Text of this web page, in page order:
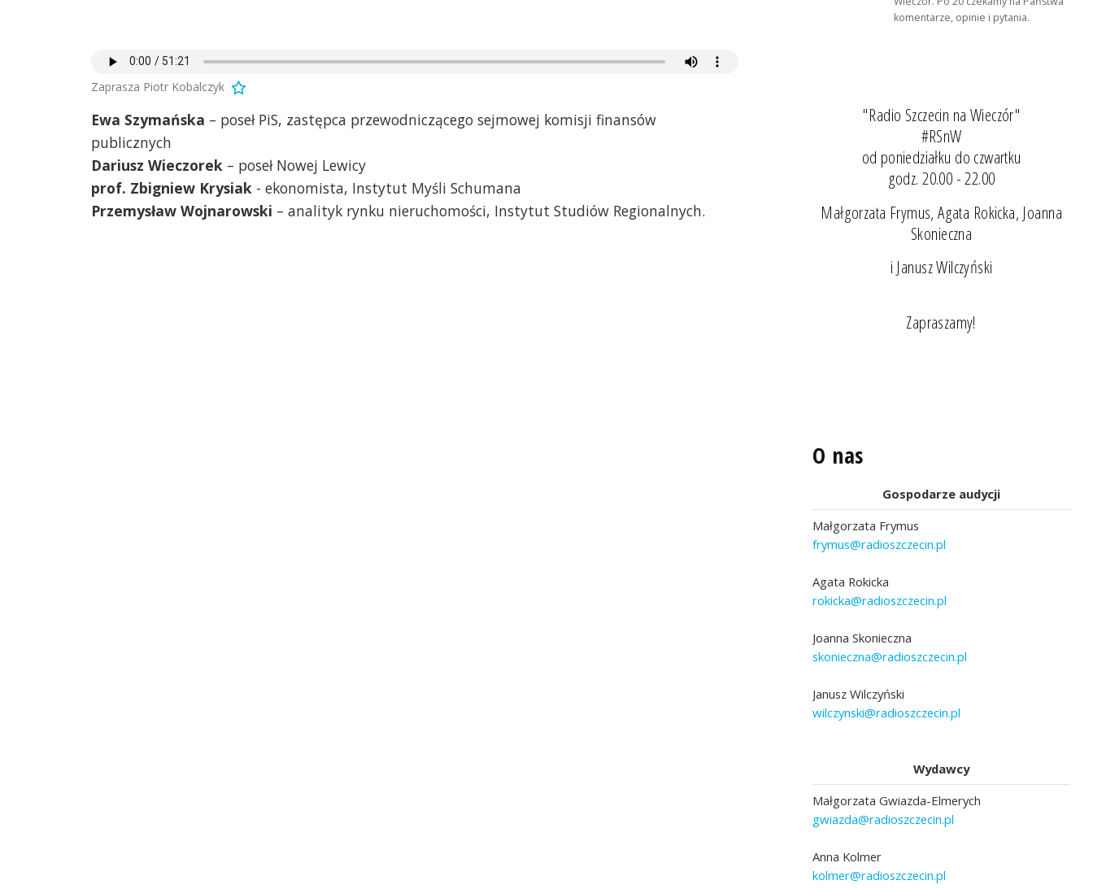
Zaprasza Piotr Kobalczyk
Ewa Szymańska – poseł PiS, zastępca przewodniczącego sejmowej komisji finansów
publicznych
Dariusz Wieczorek – poseł Nowej Lewicy
prof. Zbigniew Krysiak - ekonomista, Instytut Myśli Schumana
Przemysław Wojnarowski – analityk rynku nieruchomości, Instytut Studiów Regionalnych.
komentarze, opinie i pytania.
"Radio Szczecin na Wieczór"
#RSnW
od poniedziałku do czwartku
godz. 20.00 - 22.00
Małgorzata Frymus, Agata Rokicka, Joanna
Skonieczna
i Janusz Wilczyński
Zapraszamy!
O nas
Gospodarze audycji
Małgorzata Frymus
frymus@radioszczecin.pl
Agata Rokicka
rokicka@radioszczecin.pl
Joanna Skonieczna
skonieczna@radioszczecin.pl
Janusz Wilczyński
wilczynski@radioszczecin.pl
Wydawcy
Małgorzata Gwiazda-Elmerych
gwiazda@radioszczecin.pl
Anna Kolmer
kolmer@radioszczecin.pl